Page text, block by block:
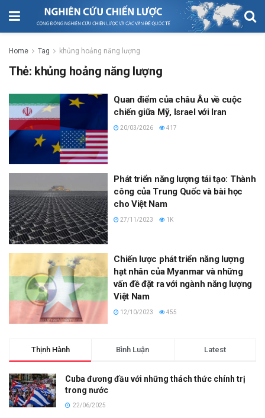
Home Tag khủng hoảng năng lượng
Thẻ: khủng hoảng năng lượng
Quan điểm của châu Âu về cuộc
chiến giữa Mỹ, Israel với Iran
20/03/2026 417
Phát triển năng lượng tái tạo: Thành
công của Trung Quốc và bài học
cho Việt Nam
27/11/2023 1K
Chiến lược phát triển năng lượng
hạt nhân của Myanmar và những
vấn đề đặt ra với ngành năng lượng
Việt Nam
12/10/2023 455
Thịnh Hành Bình Luận Latest
Cuba đương đầu với những thách thức chính trị
trong nước
22/06/2025